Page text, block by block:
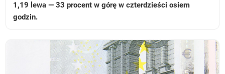
1,19 lewa — 33 procent w górę w czterdzieści osiem
godzin.